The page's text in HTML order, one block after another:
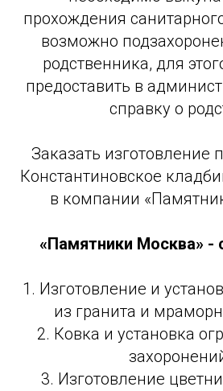
прохождения
возможно
родственника, для
предоставить в
справку о
Заказать изготовление
Константиновское
в компании
«Памятники Москва» -
1. Изготовление и
из гранита и
2. Ковка и установка
3. Изготовление